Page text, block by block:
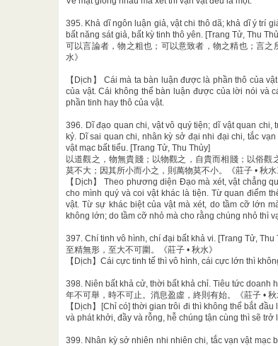
395. Khả dĩ ngôn luận giả, vật chi thô dã; khả dĩ ý trí
bất năng sát giả, bất kỳ tinh thô yên. [Trang Tử, Thu
可以言論者，物之粗也；可以意致者，物之精也；言
水》
【Dịch】 Cái mà ta bàn luận được là phần thô của
của vật. Cái không thể bàn luận được của lời nói và
phần tinh hay thô của vật.
396. Dĩ đạo quan chi, vật vô quý tiện; dĩ vật quan
kỷ. Dĩ sai quan chi, nhân kỳ sở đại nhi đại chi, tắc
vật mạc bất tiểu. [Trang Tử, Thu Thủy]
以道觀之，物無貴賤；以物觀之，自貴而相賤；以俗
莫不大；因其所小而小之，則萬物莫不小。《莊子 • 秋水
【Dịch】 Theo phương diện Đạo mà xét, vật chẳng
cho mình quý và coi vật khác là tiện. Từ quan điểm
vật. Từ sự khác biệt của vật mà xét, do tầm cỡ lớn
không lớn; do tầm cỡ nhỏ mà cho rằng chúng nhỏ thì
397. Chí tinh vô hình, chí đại bất khả vi. [Trang Tử, Thu
至精無形，至大不可圍。《莊子 • 秋水》
【Dịch】Cái cực tinh tế thì vô hình, cái cực lớn thì
398. Niên bất khả cử, thời bất khả chỉ. Tiêu tức doanh
年不可舉，時不可止。消息盈虛，終則有始。《莊子 • 秋
【Dịch】[Chỉ có] thời gian trôi đi thì không thể bắt
và phát khởi, đầy và rỗng, hễ chúng tận cùng thì sẽ trở
399. Nhân kỳ sở nhiên nhi nhiên chi, tắc vạn vật mạc